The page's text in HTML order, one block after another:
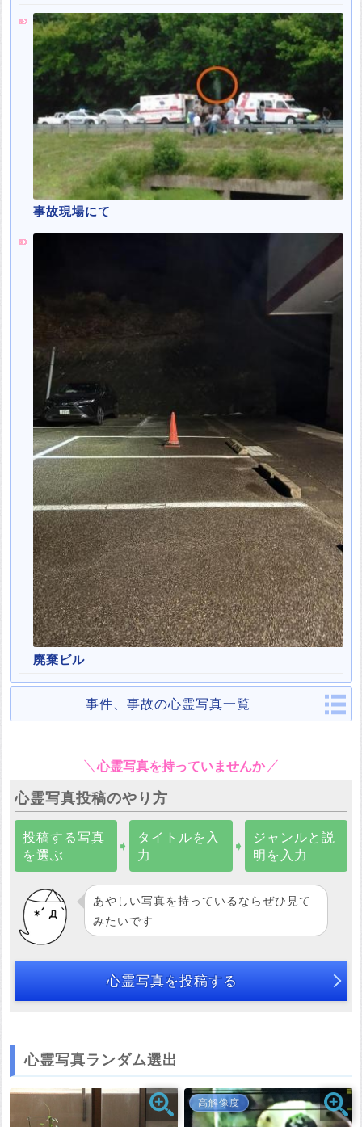
事故現場にて
廃棄ビル
事件、事故の心霊写真一覧
心霊写真を持っていませんか
心霊写真投稿のやり方
投稿する写真
を選ぶ
➧
タイトルを入
力
➧
ジャンルと説
明を入力
あやしい写真を持っているならぜひ見て
みたいです
心霊写真を投稿する
心霊写真ランダム選出
高解像度